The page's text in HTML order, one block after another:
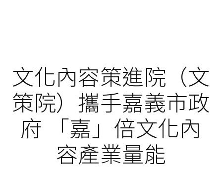
文化內容策進院（文
策院）攜手嘉義市政
府 「嘉」倍文化內
容產業量能